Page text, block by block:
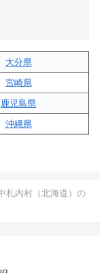
大分県
宮崎県
鹿児島県
沖縄県
札内村（北海道）の